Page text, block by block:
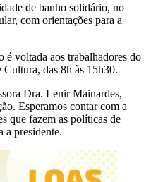
de banho solidário, no
com orientações para a
é voltada aos trabalhadores do
das 8h às 15h30.
Dra. Lenir Mainardes,
Esperamos contar com a
que fazem as políticas de
a presidente.